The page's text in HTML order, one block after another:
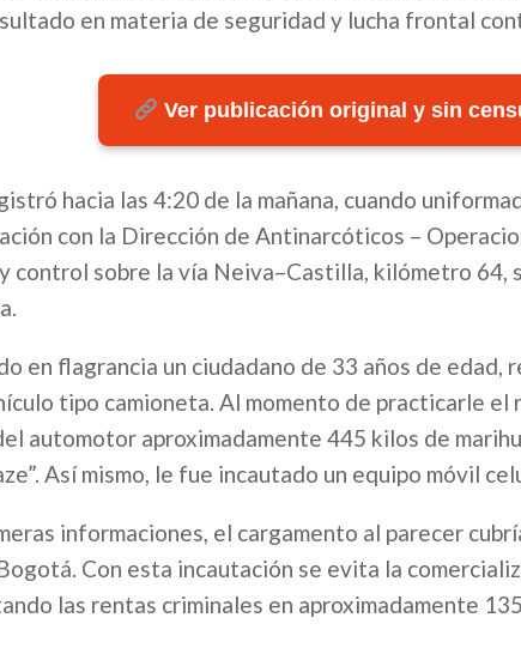
en materia de seguridad y lucha frontal
Ver publicación original y sin
hacia las 4:20 de la mañana, cuando
con la Dirección de Antinarcóticos –
control sobre la vía Neiva–Castilla, kilómetro
en flagrancia un ciudadano de 33 años de
tipo camioneta. Al momento de practicarle
automotor aproximadamente 445 kilos de
Así mismo, le fue incautado un equipo móvil
informaciones, el cargamento al parecer
Con esta incautación se evita la
las rentas criminales en aproximadamente